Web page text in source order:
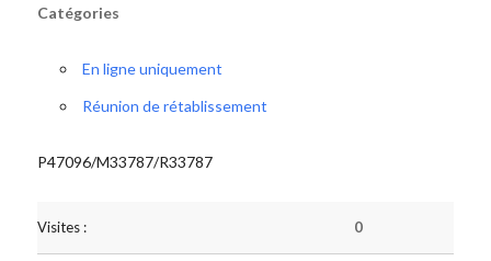
Catégories
En ligne uniquement
Réunion de rétablissement
P47096/M33787/R33787
Visites : 0